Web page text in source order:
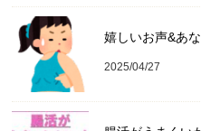
嬉しいお声&あ
2025/04/27